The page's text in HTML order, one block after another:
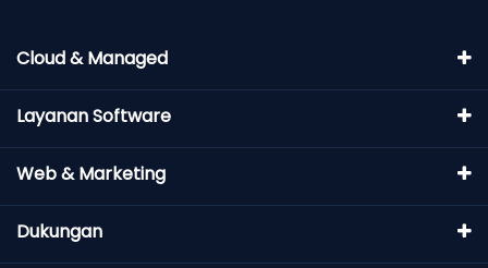
Cloud & Managed
Layanan Software
Web & Marketing
Dukungan